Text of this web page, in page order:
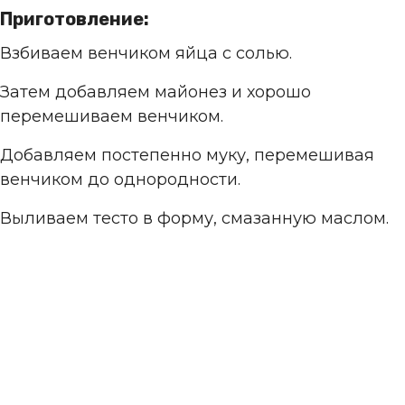
Приготовление:
Взбиваем венчиком яйца с солью.
Затем добавляем майонез и хорошо
перемешиваем венчиком.
Добавляем постепенно муку, перемешивая
венчиком до однородности.
Выливаем тесто в форму, смазанную маслом.